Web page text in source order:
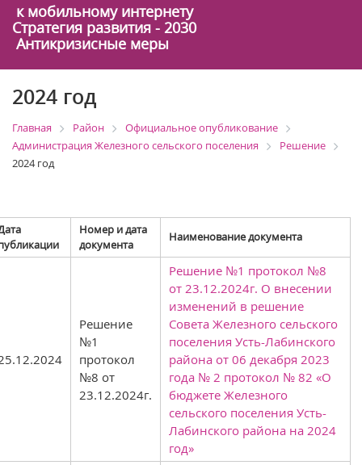
к мобильному интернету
Стратегия развития - 2030
Антикризисные меры
2024 год
Главная Район
Официальное опубликование
Администрация Железного сельского поселения
Решение
2024 год
Номер и дата
документа
Наименование документа
Решение
№1
протокол
№8 от
23.12.2024г.
Решение №1 протокол №8
от 23.12.2024г. О внесении
изменений в решение
Совета Железного сельского
поселения Усть-Лабинского
района от 06 декабря 2023
года № 2 протокол № 82 «О
бюджете Железного
сельского поселения Усть-
Лабинского района на 2024
год»